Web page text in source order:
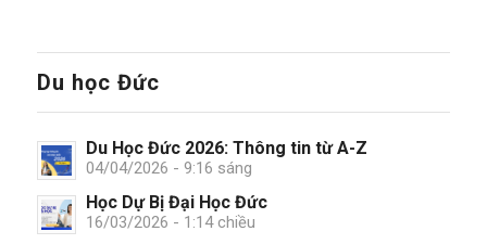
Du học Đức
Du Học Đức 2026: Thông tin từ A-Z
04/04/2026 - 9:16 sáng
Học Dự Bị Đại Học Đức
16/03/2026 - 1:14 chiều